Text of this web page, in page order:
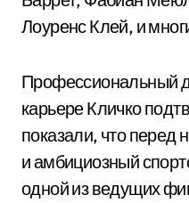
Лоуренс Клей, и
Профессиональный
карьере Кличко
показали, что перед
и амбициозный
одной из ведущих